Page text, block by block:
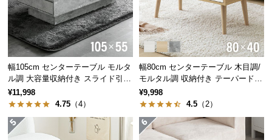
い
て
小
型
商
品
の
配
送
幅105cm センターテーブル モルタ
ル調 大容量収納付き スライド引き
出し2杯
¥11,998
4.75 （4）
幅80cm センターテーブル 木目調/
モルタル調 収納付き テーパードレ
ッグ
¥9,998
4.5 （2）